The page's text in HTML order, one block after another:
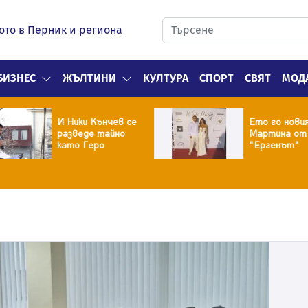
в Перник и региона
ЖЪЛТИНИ КУЛТУРА СПОРТ СВЯТ
И Ники Кънчев се
разведе тайно
като Геро
Ето го
Мартина от
"Ергенът"